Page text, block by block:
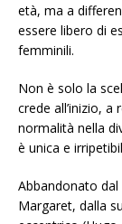
età, ma a
essere libero di
femminili.
Non è solo la
crede all’inizio,
normalità nella
è unica e
Abbandonato
Margaret, dalla